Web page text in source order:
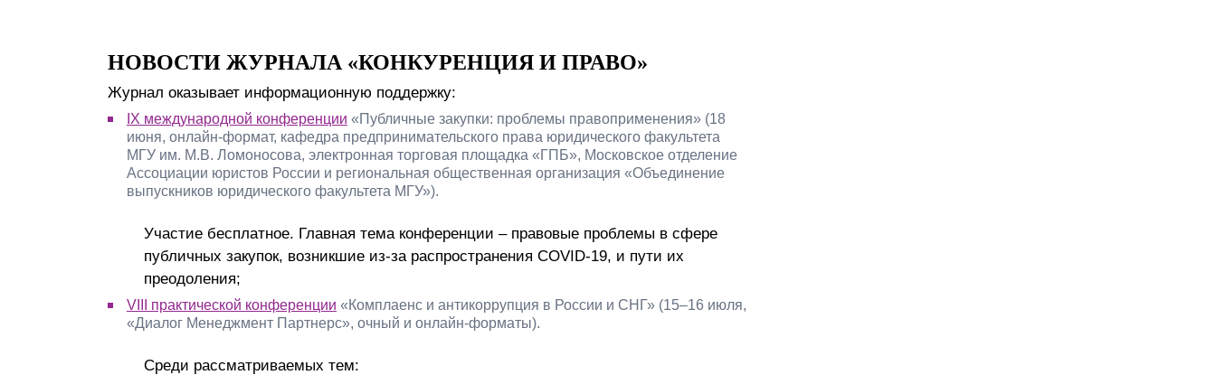
НОВОСТИ ЖУРНАЛА «КОНКУРЕНЦИЯ И ПРАВО»
Журнал оказывает информационную поддержку:
IX международной конференции «Публичные закупки: проблемы правоприменения» (18
июня, онлайн-формат, кафедра предпринимательского права юридического факультета
МГУ им. М.В. Ломоносова, электронная торговая площадка «ГПБ», Московское отделение
Ассоциации юристов России и региональная общественная организация «Объединение
выпускников юридического факультета МГУ»).
Участие бесплатное. Главная тема конференции – правовые проблемы в сфере
публичных закупок, возникшие из-за распространения COVID-19, и пути их
преодоления;
VIII практической конференции «Комплаенс и антикоррупция в России и СНГ» (15–16 июля,
«Диалог Менеджмент Партнерс», очный и онлайн-форматы).
Среди рассматриваемых тем: